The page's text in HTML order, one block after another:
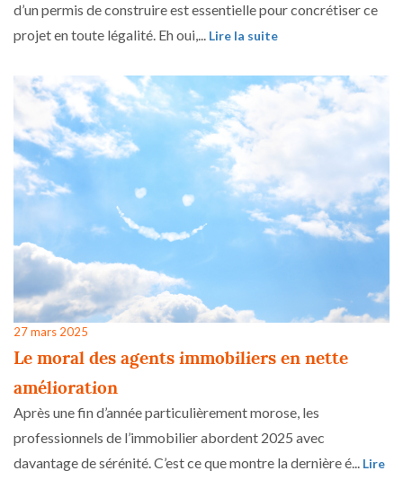
d’un permis de construire est essentielle pour concrétiser ce
projet en toute légalité. Eh oui,... Lire la suite
27 mars 2025
Le moral des agents immobiliers en nette
amélioration
Après une fin d’année particulièrement morose, les
professionnels de l’immobilier abordent 2025 avec
davantage de sérénité. C’est ce que montre la dernière é...
Lire